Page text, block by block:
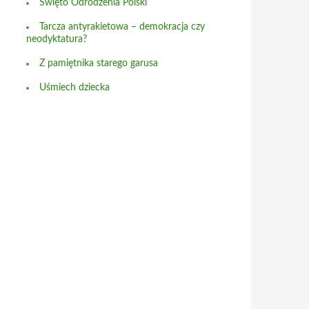
Święto Odrodzenia Polski
Tarcza antyrakietowa – demokracja czy
neodyktatura?
Z pamiętnika starego garusa
Uśmiech dziecka